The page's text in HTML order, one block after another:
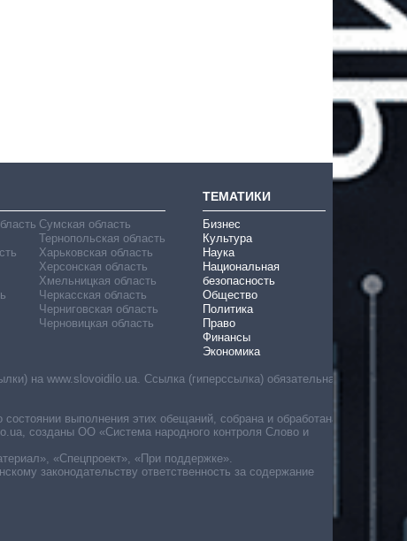
Сумская область
Тернопольская область
Харьковская область
Херсонская область
Хмельницкая область
Черкасская область
Черниговская область
Черновицкая область
ТЕМАТИКИ
Бизнес
Культура
Наука
Национальная
безопасность
Общество
Политика
Право
Финансы
Экономика
на www.slovoidilo.ua. Ссылка (гиперссылка) обязательна
выполнения этих обещаний, собрана и обработана
созданы ОО «Система народного контроля Слово и
«Спецпроект», «При поддержке».
законодательству ответственность за содержание